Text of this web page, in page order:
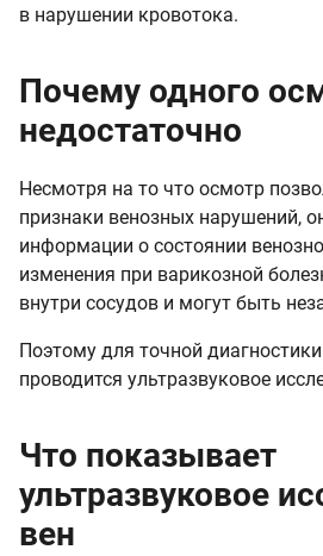
в нарушении кровотока.
Почему одного
недостаточно
Несмотря на то что осмотр
признаки венозных нарушений,
информации о состоянии
изменения при варикозной
внутри сосудов и могут быть
Поэтому для точной
проводится ультразвуковое
Что показывает
ультразвуковое
вен